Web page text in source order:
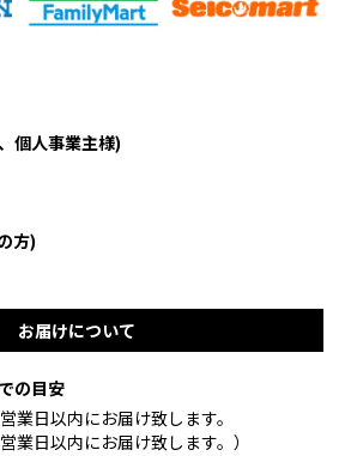
個人事業主様)
方)
お届けについて
の目安
業日以内にお届け致します。
業日以内にお届け致します。）